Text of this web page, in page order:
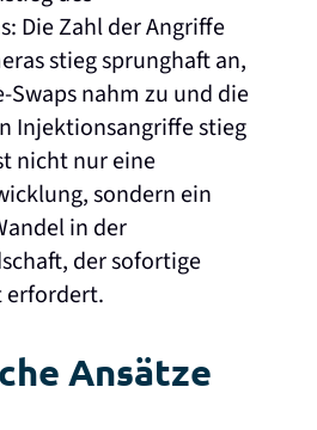
Die Zahl der Angriffe
stieg sprunghaft an,
Swaps nahm zu und die
Injektionsangriffe stieg
nicht nur eine
sondern ein
in der
der sofortige
erfordert.
Ansätze